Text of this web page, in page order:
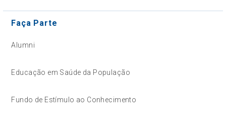
Faça Parte
Alumni
Educação em Saúde da População
Fundo de Estímulo ao Conhecimento